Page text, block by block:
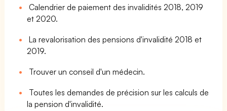
Calendrier de paiement des invalidités 2018, 2019
et 2020.
La revalorisation des pensions d'invalidité 2018 et
2019.
Trouver un conseil d'un médecin.
Toutes les demandes de précision sur les calculs de
la pension d'invalidité.